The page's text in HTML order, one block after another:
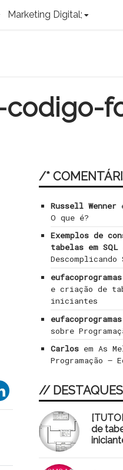
Marketing Digital;
codigo-
/*
Russell Wenner
O que é?
Exemplos de
tabelas em
Descomplicando
eufacoprogramas
e criação de
iniciantes
eufacoprogramas
sobre
Carlos em As
Programação –
// DESTAQUES
de